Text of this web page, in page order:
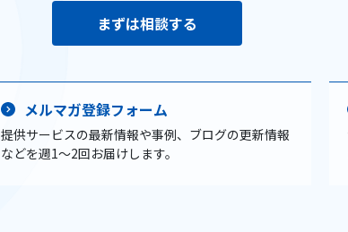
まずは相談する
メルマガ登録フォーム
提供サービスの最新情報や事例、ブログの更新情報
などを週1〜2回お届けします。